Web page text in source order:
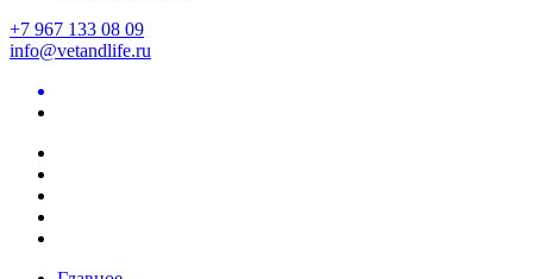
+7 967 133 08 09
info@vetandlife.ru